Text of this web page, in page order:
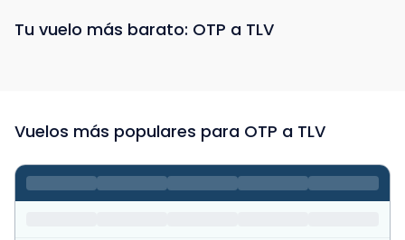
Tu vuelo más barato: OTP a TLV
Vuelos más populares para OTP a TLV